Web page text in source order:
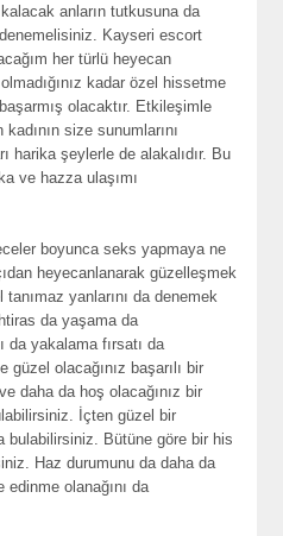
anların tutkusuna da
Kayseri escort
her türlü heyecan
kadar özel hissetme
olacaktır. Etkileşimle
size sunumlarını
harika şeylerle de alakalıdır. Bu
ve hazza ulaşımı
boyunca seks yapmaya ne
heyecanlanarak güzelleşmek
tanımaz yanlarını da denemek
da yaşama da
da yakalama fırsatı da
güzel olacağınız başarılı bir
daha da hoş olacağınız bir
İçten güzel bir
bulabilirsiniz. Bütüne göre bir his
Haz durumunu da daha da
olanağını da